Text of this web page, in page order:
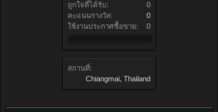
ถูกใจที่ได้รับ:
0
คะแนนรางวัล:
0
ใช้งานประกาศซื้อขาย:
0
สถานที่:
Chiangmai, Thailand